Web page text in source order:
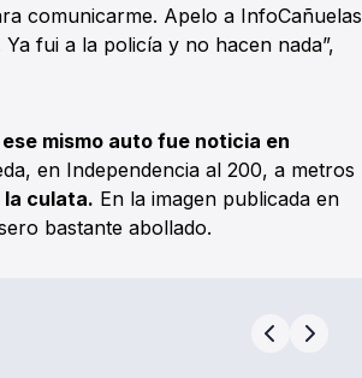
comunicarme. Apelo a InfoCañuelas
fui a la policía y no hacen nada”,
mismo auto fue noticia en
en Independencia al 200, a metros
la culata. En la imagen publicada en
bastante abollado.